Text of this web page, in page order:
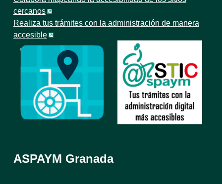
cercanos
Realiza tus trámites con la administración de manera
accesible
ASPAYM Granada